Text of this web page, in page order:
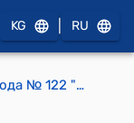
KG RU
Закон КР от 28 июня 2003 года № 122 "О внесении изменений в Закон Кыргызской Республики "О химизации и защите растений"